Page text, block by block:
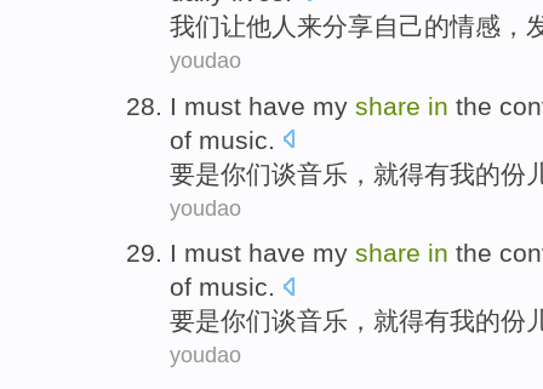
我们让他人 来分享自己的情感 ，
youdao
I must have my share in the
of music
要是你们谈音乐 ， 就得有我的份
youdao
I must have my share in the
of music.
要是你们谈音乐 ， 就得有我的份
youdao